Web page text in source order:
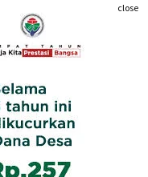
content
close